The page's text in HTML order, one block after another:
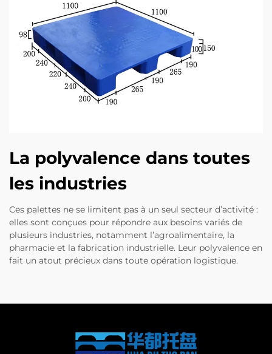
La polyvalence dans toutes
les industries
Ces palettes ne se limitent pas à un seul secteur d’activité :
elles sont conçues pour répondre aux besoins variés de
plusieurs industries, notamment l’agroalimentaire, la
pharmacie et la fabrication industrielle. Leur polyvalence en
fait un atout précieux dans toute opération logistique.